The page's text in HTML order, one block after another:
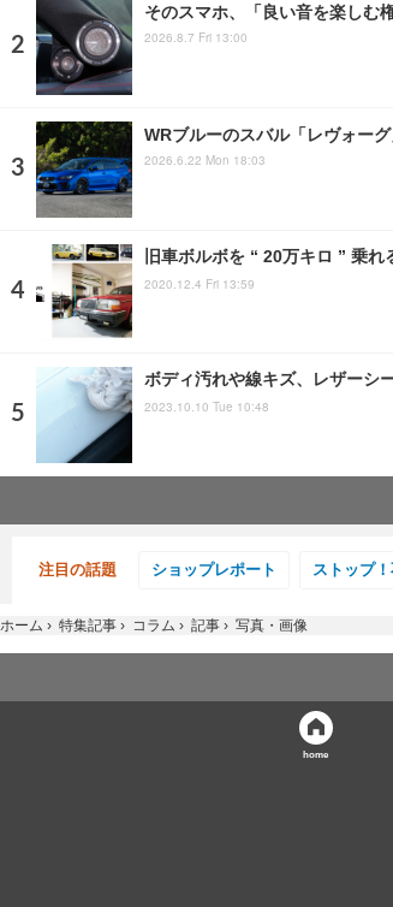
そのスマホ、「良い音を楽しむ
2026.8.7 Fri 13:00
WRブルーのスバル「レヴォー
2026.6.22 Mon 18:03
旧車ボルボを “ 20万キロ ”
2020.12.4 Fri 13:59
ボディ汚れや線キズ、レザー
2023.10.10 Tue 10:48
注目の話題 ショップレポート ストップ
ホーム › 特集記事 › コラム › 記事 › 写真・画像
home